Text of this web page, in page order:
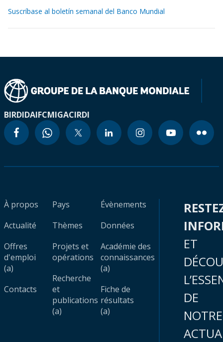
Suscríbase al boletín semanal del Banco Mundial
BIRDIDAIFCMIGACIRDI
À propos
Actualité
Offres
d'emploi
(a)
Contacts
Pays
Thèmes
Projets et
opérations
Recherche
et
publications
(a)
Évènements
Données
Académie des
connaissances
(a)
Fiche de
résultats
(a)
ET
DE
NOTRE